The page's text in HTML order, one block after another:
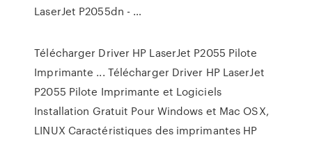
LaserJet P2055dn - …
Télécharger Driver HP LaserJet P2055 Pilote
Imprimante ... Télécharger Driver HP LaserJet
P2055 Pilote Imprimante et Logiciels
Installation Gratuit Pour Windows et Mac OSX,
LINUX Caractéristiques des imprimantes HP